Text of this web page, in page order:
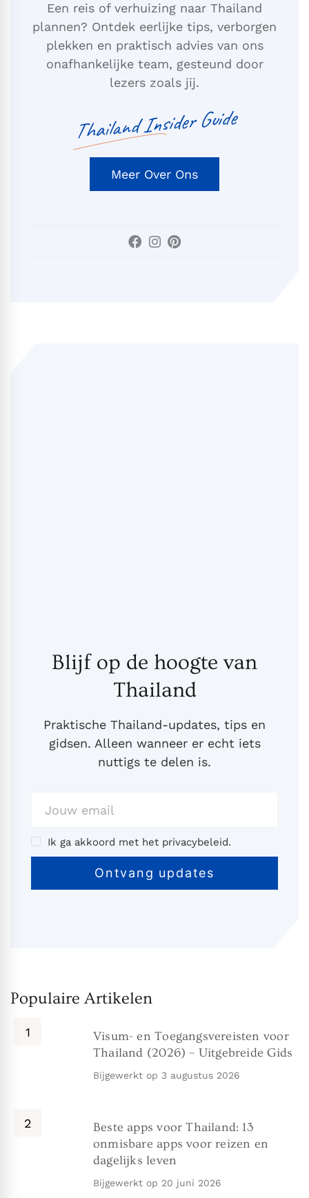
Een reis of verhuizing naar Thailand
plannen? Ontdek eerlijke tips, verborgen
plekken en praktisch advies van ons
onafhankelijke team, gesteund door
lezers zoals jij.
Thailand Insider Guide
Meer Over Ons
Blijf op de hoogte van
Thailand
Praktische Thailand-updates, tips en
gidsen. Alleen wanneer er echt iets
nuttigs te delen is.
Ik ga akkoord met het privacybeleid.
Populaire Artikelen
Visum- en Toegangsvereisten voor
Thailand (2026) – Uitgebreide Gids
Bijgewerkt op 3 augustus 2026
Beste apps voor Thailand: 13
onmisbare apps voor reizen en
dagelijks leven
Bijgewerkt op 20 juni 2026